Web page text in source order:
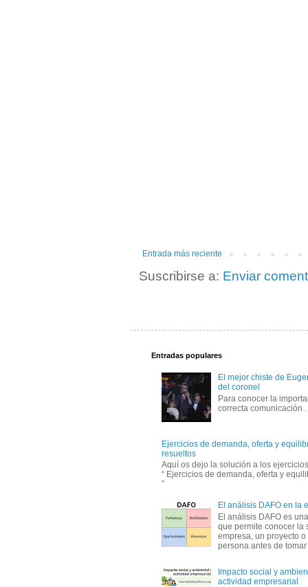
Entrada más reciente
Suscribirse a: Enviar
Entradas populares
El mejor chiste de
del coronel
Para conocer la
correcta
Ejercicios de demanda, oferta y
resueltos
Aquí os dejo la solución a los
“ Ejercicios de demanda, oferta y
”
El análisis DAFO en la
El análisis DAFO es
que permite conocer la
empresa, un proyecto
persona antes de
Impacto social y
actividad empresarial